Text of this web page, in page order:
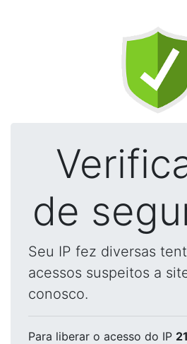
de
Seu IP fez diversas
acessos suspeitos a
conosco.
Para liberar o acesso do IP